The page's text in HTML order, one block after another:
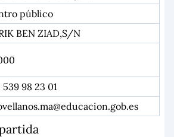
público
BEN ZIAD,S/N
539 98 23 01